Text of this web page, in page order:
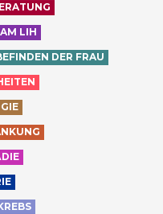
LIH
DER FRAU